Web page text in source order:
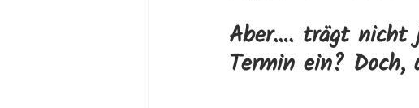
Aber…. trägt nicht
Termin ein?